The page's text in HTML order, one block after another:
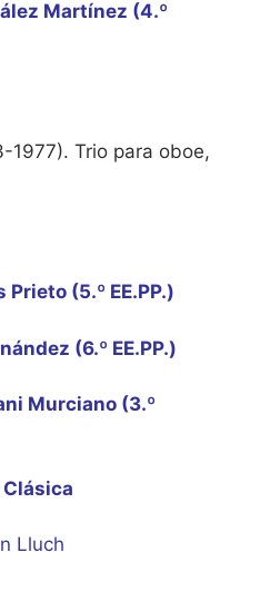
Martínez (4.º
1977). Trio para oboe,
(5.º EE.PP.)
(6.º EE.PP.)
Murciano (3.º
Clásica
Lluch